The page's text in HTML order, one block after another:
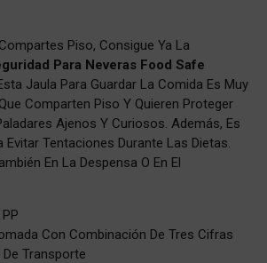
Piso, Consigue Ya La
Para Neveras Food Safe
Jaula Para Guardar La Comida Es Muy
Comparten Piso Y Quieren Proteger
Ajenos Y Curiosos. Además, Es
Evitar Tentaciones Durante Las Dietas.
En La Despensa O En El
Con Combinación De Tres Cifras
Transporte